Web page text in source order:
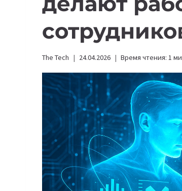
The Tech 24.04.2026 Время чтения: 1